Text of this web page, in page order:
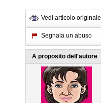
Vedi articolo originale
Segnala un abuso
A proposito dell'autore